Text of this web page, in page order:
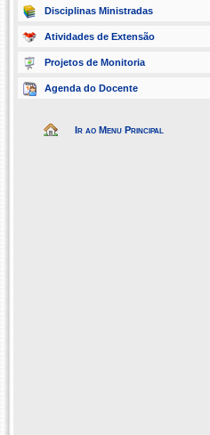
Disciplinas Ministradas
Atividades de Extensão
Projetos de Monitoria
Agenda do Docente
Ir ao Menu Principal